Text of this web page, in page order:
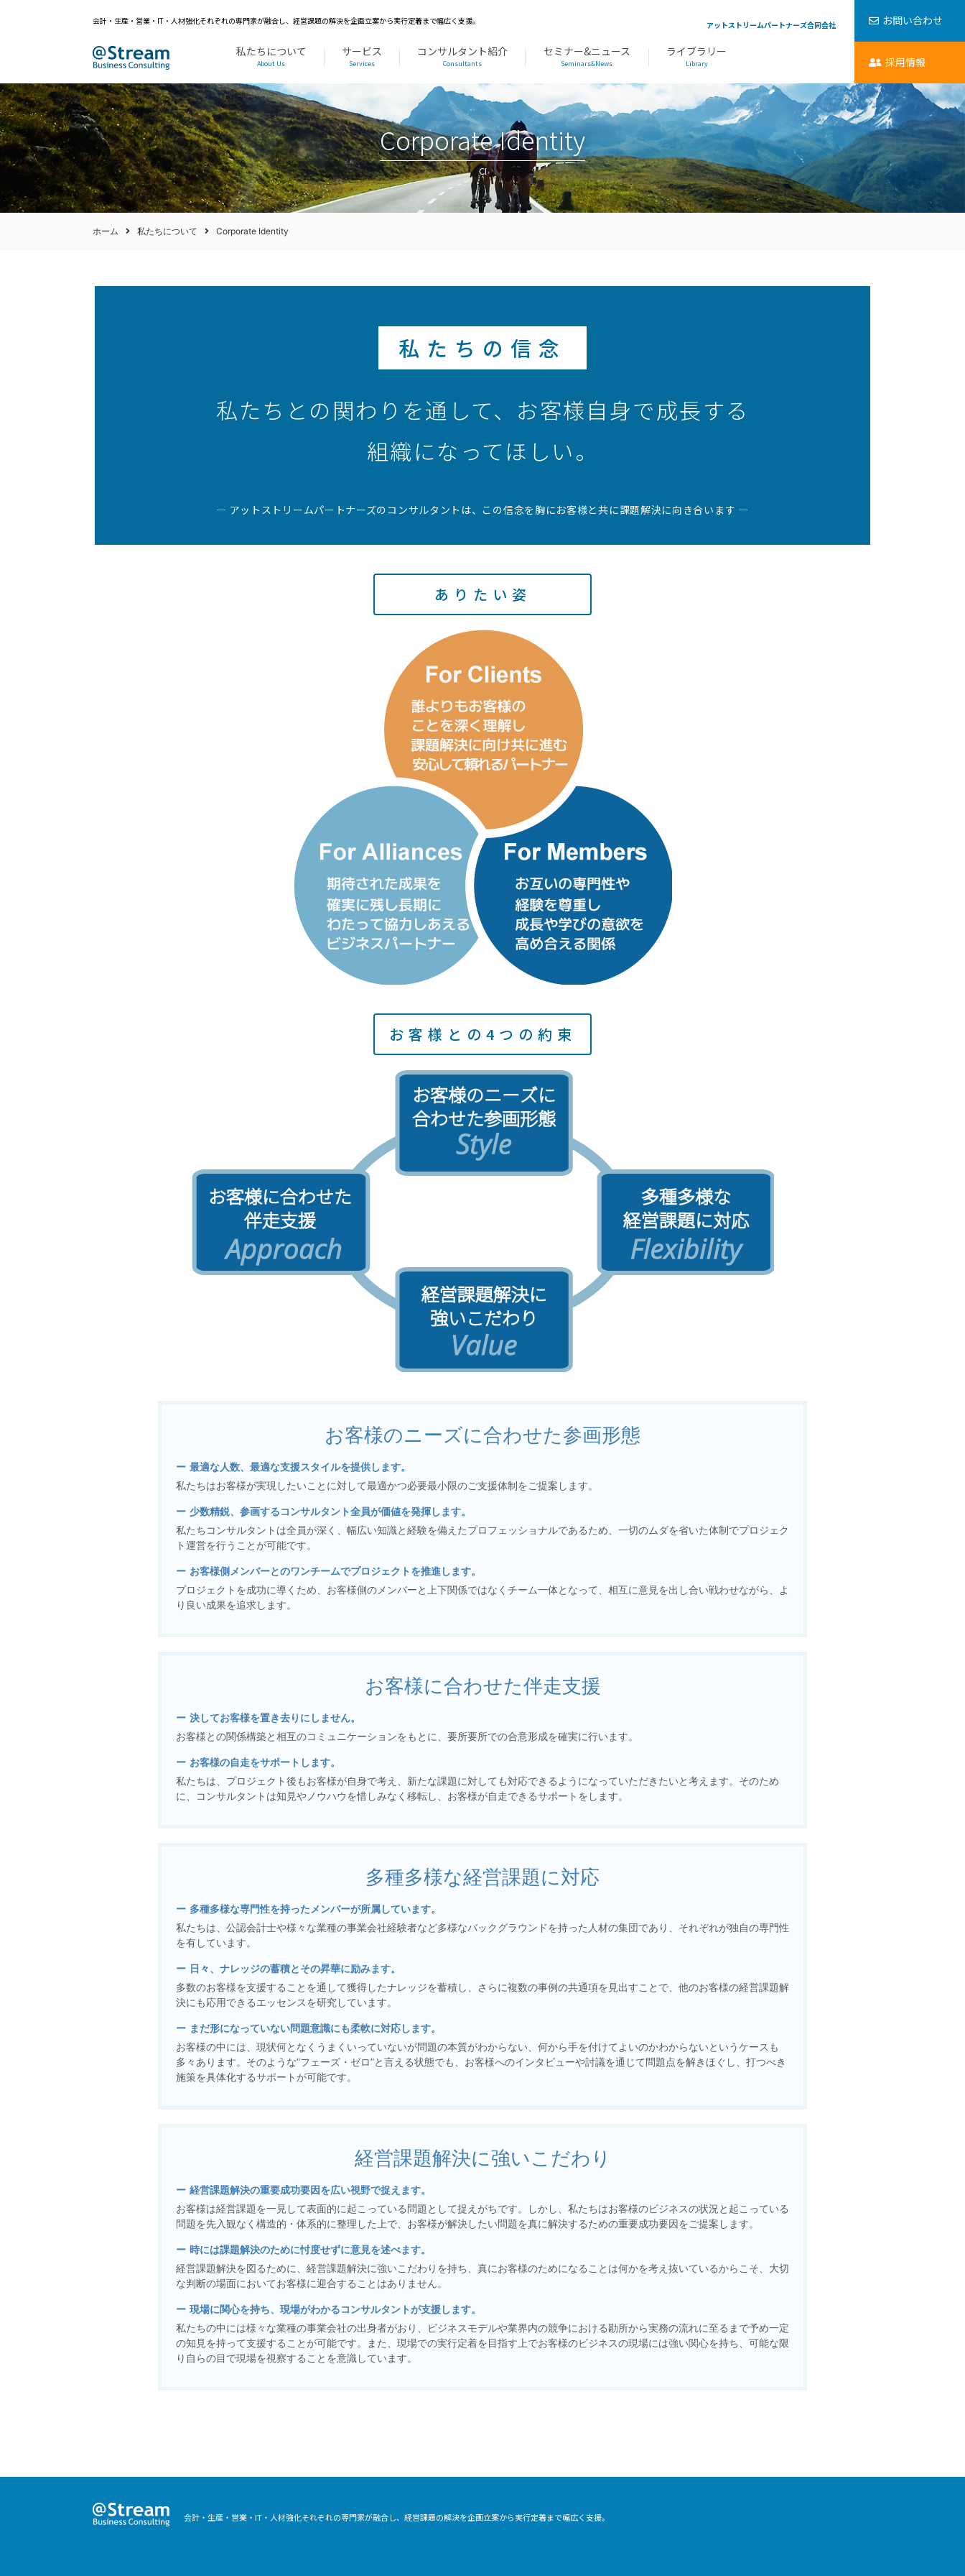
会計・生産・営業・IT・人材強化それぞれの専門家が融合し、経営課題の解決を企画立案から実行定着まで幅広く支援。
私たちについて
About Us
サービス
Services
コンサルタント紹介
Consultants
セミナー&ニュース
Seminars&News
ライブラリー
Library
アットストリームパートナーズ合同会社 お問い合わせ
採用情報
Corporate Identity
CI
ホーム 私たちについて Corporate Identity
私たちの信念
私たちとの関わりを通して、お客様自身で成長する
組織になってほしい。
― アットストリームパートナーズのコンサルタントは、この信念を胸にお客様と共に課題解決に向き合います ―
ありたい姿
お客様との4つの約束
お客様のニーズに合わせた参画形態
最適な人数、最適な支援スタイルを提供します。
私たちはお客様が実現したいことに対して最適かつ必要最小限のご支援体制をご提案します。
少数精鋭、参画するコンサルタント全員が価値を発揮します。
私たちコンサルタントは全員が深く、幅広い知識と経験を備えたプロフェッショナルであるため、一切のムダを省いた体制でプロジェク
ト運営を行うことが可能です。
お客様側メンバーとのワンチームでプロジェクトを推進します。
プロジェクトを成功に導くため、お客様側のメンバーと上下関係ではなくチーム一体となって、相互に意見を出し合い戦わせながら、よ
り良い成果を追求します。
お客様に合わせた伴走支援
決してお客様を置き去りにしません。
お客様との関係構築と相互のコミュニケーションをもとに、要所要所での合意形成を確実に行います。
お客様の自走をサポートします。
私たちは、プロジェクト後もお客様が自身で考え、新たな課題に対しても対応できるようになっていただきたいと考えます。そのため
に、コンサルタントは知見やノウハウを惜しみなく移転し、お客様が自走できるサポートをします。
多種多様な経営課題に対応
多種多様な専門性を持ったメンバーが所属しています。
私たちは、公認会計士や様々な業種の事業会社経験者など多様なバックグラウンドを持った人材の集団であり、それぞれが独自の専門性
を有しています。
日々、ナレッジの蓄積とその昇華に励みます。
多数のお客様を支援することを通して獲得したナレッジを蓄積し、さらに複数の事例の共通項を見出すことで、他のお客様の経営課題解
決にも応用できるエッセンスを研究しています。
まだ形になっていない問題意識にも柔軟に対応します。
お客様の中には、現状何となくうまくいっていないが問題の本質がわからない、何から手を付けてよいのかわからないというケースも
多々あります。そのような”フェーズ・ゼロ”と言える状態でも、お客様へのインタビューや討議を通じて問題点を解きほぐし、打つべき
施策を具体化するサポートが可能です。
経営課題解決に強いこだわり
経営課題解決の重要成功要因を広い視野で捉えます。
お客様は経営課題を一見して表面的に起こっている問題として捉えがちです。しかし、私たちはお客様のビジネスの状況と起こっている
問題を先入観なく構造的・体系的に整理した上で、お客様が解決したい問題を真に解決するための重要成功要因をご提案します。
時には課題解決のために忖度せずに意見を述べます。
経営課題解決を図るために、経営課題解決に強いこだわりを持ち、真にお客様のためになることは何かを考え抜いているからこそ、大切
な判断の場面においてお客様に迎合することはありません。
現場に関心を持ち、現場がわかるコンサルタントが支援します。
私たちの中には様々な業種の事業会社の出身者がおり、ビジネスモデルや業界内の競争における勘所から実務の流れに至るまで予め一定
の知見を持って支援することが可能です。また、現場での実行定着を目指す上でお客様のビジネスの現場には強い関心を持ち、可能な限
り自らの目で現場を視察することを意識しています。
会計・生産・営業・IT・人材強化それぞれの専門家が融合し、経営課題の解決を企画立案から実行定着まで幅広く支援。